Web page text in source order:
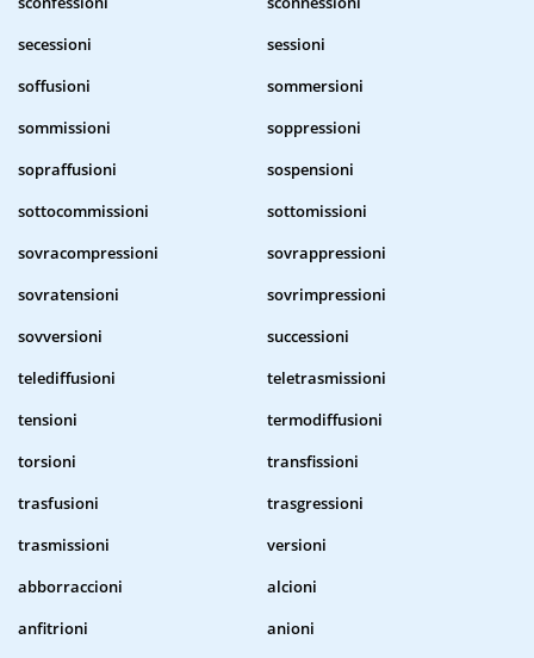
secessioni
sessioni
soffusioni
sommersioni
sommissioni
soppressioni
sopraffusioni
sospensioni
sottocommissioni
sottomissioni
sovracompressioni
sovrappressioni
sovratensioni
sovrimpressioni
sovversioni
successioni
telediffusioni
teletrasmissioni
tensioni
termodiffusioni
torsioni
transfissioni
trasfusioni
trasgressioni
trasmissioni
versioni
abborraccioni
alcioni
anfitrioni
anioni